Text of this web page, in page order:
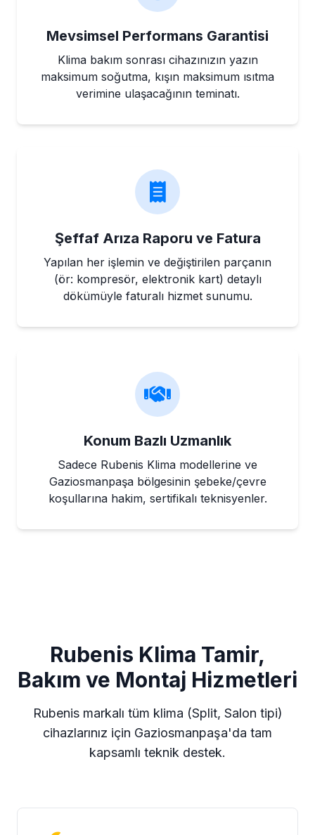
Mevsimsel Performans Garantisi
Klima bakım sonrası cihazınızın yazın
maksimum soğutma, kışın maksimum ısıtma
verimine ulaşacağının teminatı.
Şeffaf Arıza Raporu ve Fatura
Yapılan her işlemin ve değiştirilen parçanın
(ör: kompresör, elektronik kart) detaylı
dökümüyle faturalı hizmet sunumu.
Konum Bazlı Uzmanlık
Sadece Rubenis Klima modellerine ve
Gaziosmanpaşa bölgesinin şebeke/çevre
koşullarına hakim, sertifikalı teknisyenler.
Rubenis Klima Tamir,
Bakım ve Montaj Hizmetleri
Rubenis markalı tüm klima (Split, Salon tipi)
cihazlarınız için Gaziosmanpaşa'da tam
kapsamlı teknik destek.